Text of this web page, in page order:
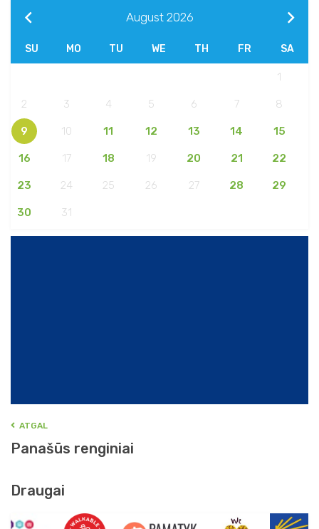
August 2026
SU MO TU WE TH FR SA
1
2 3 4 5 6 7 8
9 10 11 12 13 14 15
16 17 18 19 20 21 22
23 24 25 26 27 28 29
30 31
ATGAL
Panašūs renginiai
Draugai